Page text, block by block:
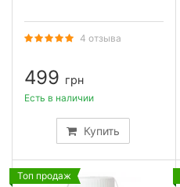
4 отзыва
499 грн
Купить
Есть в наличии
Топ продаж